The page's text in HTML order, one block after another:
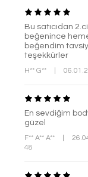
Bu satıcıdan
beğenince
beğendim
teşekkürler
H** G**
En sevdiğim
güzel
F** A** A**
48